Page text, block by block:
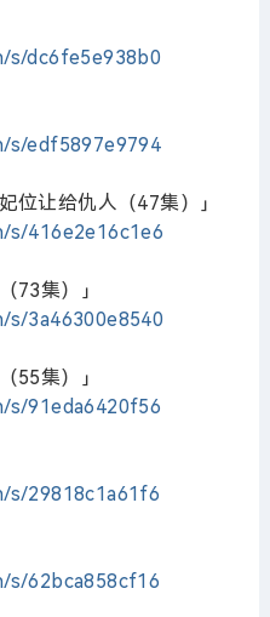
s/dc6fe5e938b0
s/edf5897e9794
位让给仇人（47集）」
416e2e16c1e6
73集）」
3a46300e8540
55集）」
s/91eda6420f56
s/29818c1a61f6
s/62bca858cf16